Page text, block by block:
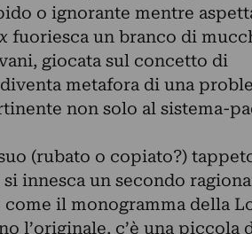
o ignorante mentre
fuoriesca un branco di
giocata sul concetto di
metafora di una
non solo al sistema-
(rubato o copiato?)
innesca un secondo
il monogramma della
l’originale, c’è una piccola